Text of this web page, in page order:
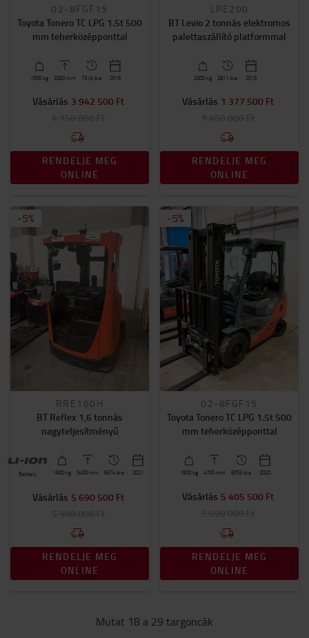
02-8FGF15
Toyota Tonero TC LPG 1.5t 500
mm teherközépponttal
1500 kg 3300 mm 7313 óra 2016
Vásárlás 3 942 500 Ft
RENDELJE MEG
ONLINE
LPE200
BT Levio 2 tonnás elektromos
palettaszállító platformmal
2000 kg 2811 óra 2019
Vásárlás 1 377 500 Ft
RENDELJE MEG
ONLINE
-5%
RRE160H
BT Reflex 1,6 tonnás
nagyteljesítményű
Battery 1600 kg 5400 mm 8374 óra 2021
Vásárlás 5 690 500 Ft
RENDELJE MEG
ONLINE
-5%
02-8FGF15
Toyota Tonero TC LPG 1.5t 500
mm teherközépponttal
1500 kg 4700 mm 9053 óra 2020
Vásárlás 5 405 500 Ft
RENDELJE MEG
ONLINE
Mutat 18 a 29 targoncák